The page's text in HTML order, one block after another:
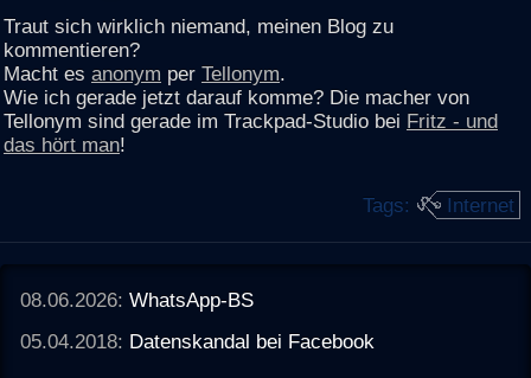
Traut sich wirklich niemand, meinen Blog zu
kommentieren?
Macht es anonym per Tellonym.
Wie ich gerade jetzt darauf komme? Die macher von
Tellonym sind gerade im Trackpad-Studio bei Fritz - und
das hört man!
Tags: Internet
08.06.2026:WhatsApp-BS
05.04.2018: Datenskandal bei Facebook